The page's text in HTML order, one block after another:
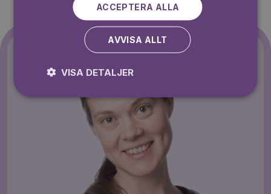
ACCEPTERA ALLA
AVVISA ALLT
VISA DETALJER